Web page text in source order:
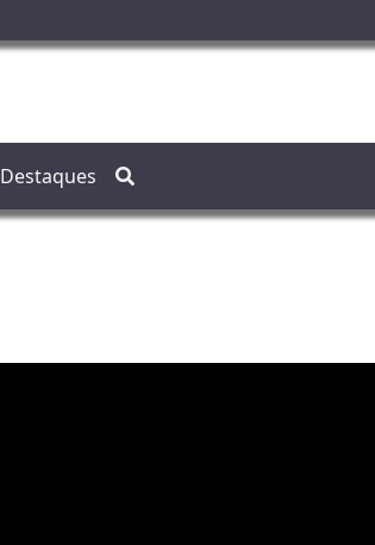
Destaques